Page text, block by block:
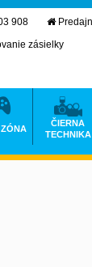
908
zásielky
ČIERNA
TECHNIKA